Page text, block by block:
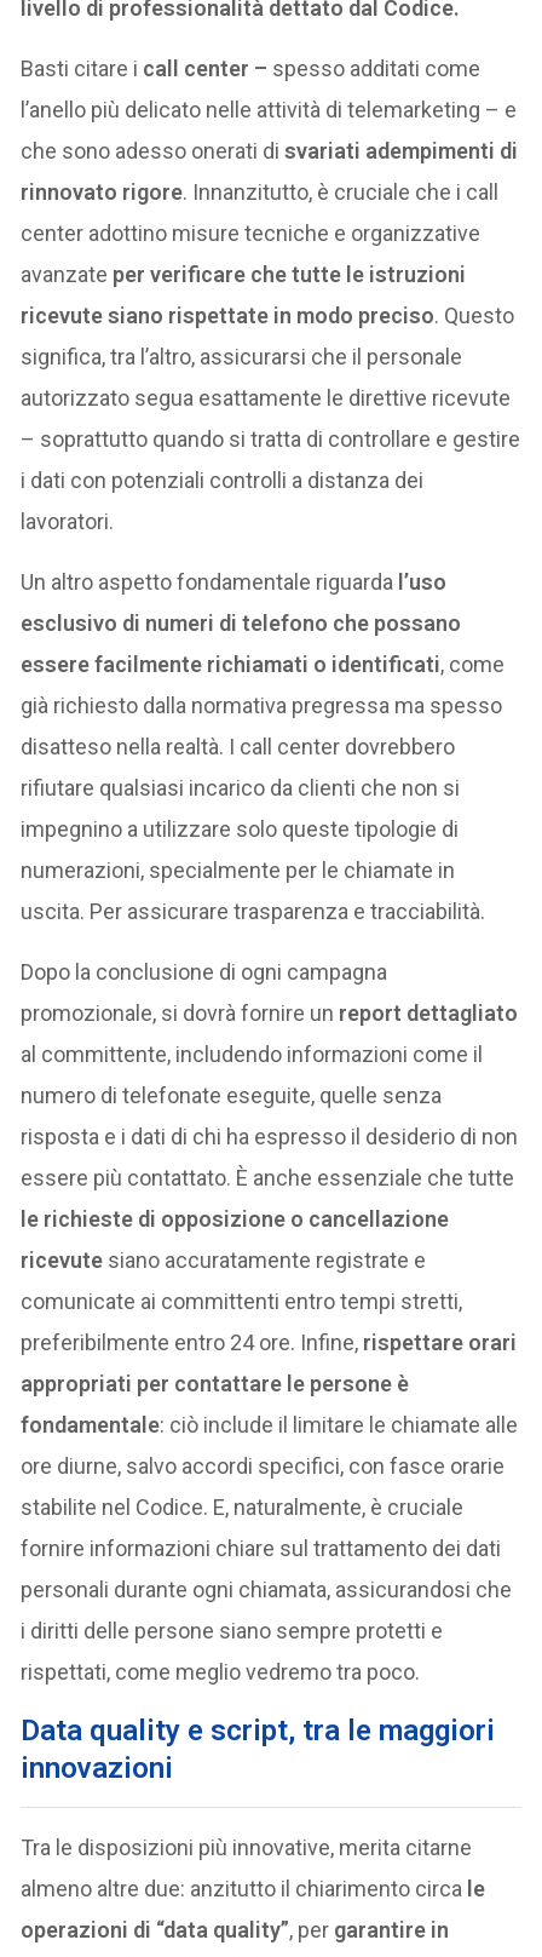
livello di professionalità dettato dal Codice.
Basti citare i call center – spesso additati come
l’anello più delicato nelle attività di telemarketing – e
che sono adesso onerati disvariati adempimenti di
rinnovato rigore. Innanzitutto, è cruciale che i call
center adottino misure tecniche e organizzative
avanzate per verificare che tutte le istruzioni
ricevute siano rispettate in modo preciso. Questo
significa, tra l’altro, assicurarsi che il personale
autorizzato segua esattamente le direttive ricevute
– soprattutto quando si tratta di controllare e gestire
i dati con potenziali controlli a distanza dei
lavoratori.
Un altro aspetto fondamentale riguarda l’uso
esclusivo di numeri di telefono che possano
essere facilmente richiamati o identificati, come
già richiesto dalla normativa pregressa ma spesso
disatteso nella realtà. I call center dovrebbero
rifiutare qualsiasi incarico da clienti che non si
impegnino a utilizzare solo queste tipologie di
numerazioni, specialmente per le chiamate in
uscita. Per assicurare trasparenza e tracciabilità.
Dopo la conclusione di ogni campagna
promozionale, si dovrà fornire un report dettagliato
al committente, includendo informazioni come il
numero di telefonate eseguite, quelle senza
risposta e i dati di chi ha espresso il desiderio di non
essere più contattato. È anche essenziale che tutte
le richieste di opposizione o cancellazione
ricevute siano accuratamente registrate e
comunicate ai committenti entro tempi stretti,
preferibilmente entro 24 ore. Infine, rispettare orari
appropriati per contattare le persone è
fondamentale: ciò include il limitare le chiamate alle
ore diurne, salvo accordi specifici, con fasce orarie
stabilite nel Codice. E, naturalmente, è cruciale
fornire informazioni chiare sul trattamento dei dati
personali durante ogni chiamata, assicurandosi che
i diritti delle persone siano sempre protetti e
rispettati, come meglio vedremo tra poco.
Data quality e script, tra le maggiori
innovazioni
Tra le disposizioni più innovative, merita citarne
almeno altre due: anzitutto il chiarimento circa le
operazioni di “data quality”, per garantire in